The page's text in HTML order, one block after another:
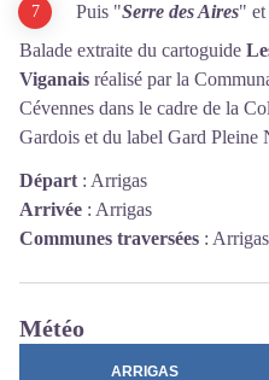
Puis "Serre des Aires"
Balade extraite du cartoguide
Viganais réalisé par la
Cévennes dans le cadre de la
Gardois et du label Gard Pleine
Départ : Arrigas
Arrivée : Arrigas
Communes traversées :
Météo